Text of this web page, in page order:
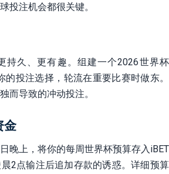
投注机会都很关键。
持久、更有趣。组建一个2026世界杯
的投注选择，轮流在重要比赛时做东。
而导致的冲动投注。
金
晚上，将你的每周世界杯预算存入iBET
2点输注后追加存款的诱惑。详细预算